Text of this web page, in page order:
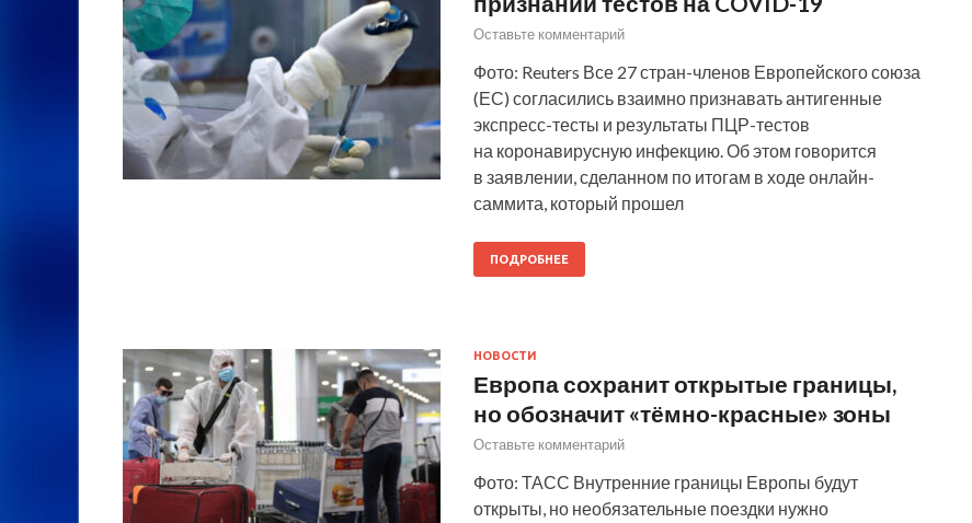
Оставьте комментарий
Фото: Reuters Все 27 стран-членов Европейского союза
(ЕС) согласились взаимно признавать антигенные
экспресс-тесты и результаты ПЦР-тестов
на коронавирусную инфекцию. Об этом говорится
в заявлении, сделанном по итогам в ходе онлайн-
саммита, который прошел
ПОДРОБНЕЕ
НОВОСТИ
Европа сохранит открытые границы,
но обозначит «тёмно-красные» зоны
Оставьте комментарий
Фото: ТАСС Внутренние границы Европы будут
открыты, но необязательные поездки нужно